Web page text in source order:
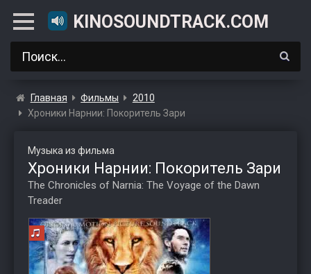
KINOSOUNDTRACK.COM
Главная Фильмы
2010
Хроники Нарнии: Покоритель Зари
Музыка из фильма
Хроники Нарнии: Покоритель Зари
The Chronicles of Narnia: The Voyage of the Dawn
Treader